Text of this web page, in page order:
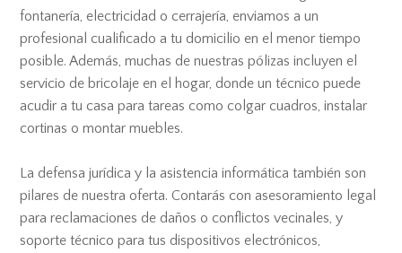
fontanería, electricidad o cerrajería, enviamos a un
profesional cualificado a tu domicilio en el menor tiempo
posible. Además, muchas de nuestras pólizas incluyen el
servicio de bricolaje en el hogar, donde un técnico puede
acudir a tu casa para tareas como colgar cuadros, instalar
cortinas o montar muebles.
La defensa jurídica y la asistencia informática también son
pilares de nuestra oferta. Contarás con asesoramiento legal
para reclamaciones de daños o conflictos vecinales, y
soporte técnico para tus dispositivos electrónicos,